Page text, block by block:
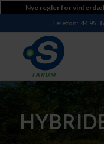
Nye regler for
Telefon: 44 95